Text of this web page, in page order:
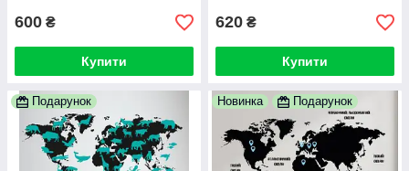
600 ₴
Купити
620 ₴
Купити
Подарунок Новинка Подарунок